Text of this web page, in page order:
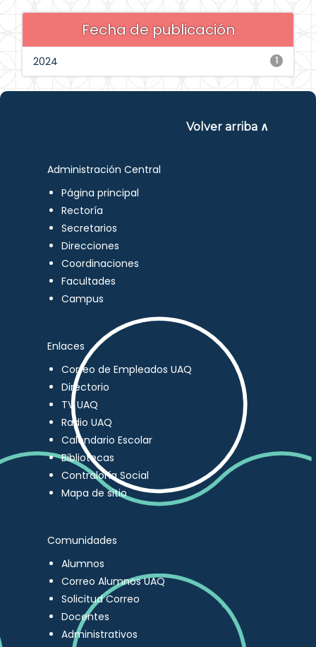
Fecha de publicación
1
2024
Volver arriba ∧
Administración Central
Página principal
Rectoría
Secretarios
Direcciones
Coordinaciones
Facultades
Campus
Enlaces
Correo de Empleados UAQ
Directorio
TV UAQ
Radio UAQ
Calendario Escolar
Bibliotecas
Contraloría Social
Mapa de sitio
Comunidades
Alumnos
Correo Alumnos UAQ
Solicitud Correo
Docentes
Administrativos